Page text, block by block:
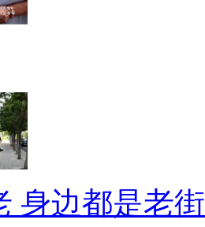
身边都是老